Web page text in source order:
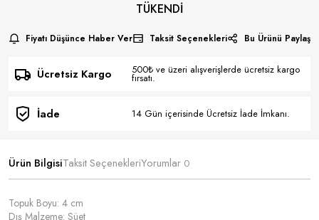
TÜKENDI
Fiyatı Düşünce Haber Ver Taksit Seçenekleri Bu Ürünü Paylaş
Ücretsiz Kargo 500₺ ve üzeri alışverişlerde ücretsiz kargo
fırsatı.
İade 14 Gün içerisinde Ücretsiz İade İmkanı.
Ürün BilgisiTaksit SeçenekleriYorumlar 0
Topuk Boyu: 4 cm
Dış Malzeme: Süet